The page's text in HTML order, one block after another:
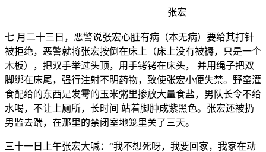
张宏
七 月二十三日，恶警说张宏心脏有病（本无病）要给其打针
被拒绝，恶警就将张宏按倒在床上（床上没有被褥，只是一个
木板），把双手举过头顶，用手铐铐在床头， 并用绳子把双
脚绑在床尾，强行注射不明药物，致使张宏小便失禁。野蛮灌
食配给的东西是发霉的玉米粥里掺放大量食盐，男队长令不给
水喝，不让上厕所，长时间 站着脚肿成紫黑色。张宏还被扔
男监去踹，在那里的禁闭室地笼里关了三天。
三十一日上午张宏大喊：“我不想死呀，我要回家，我家在动